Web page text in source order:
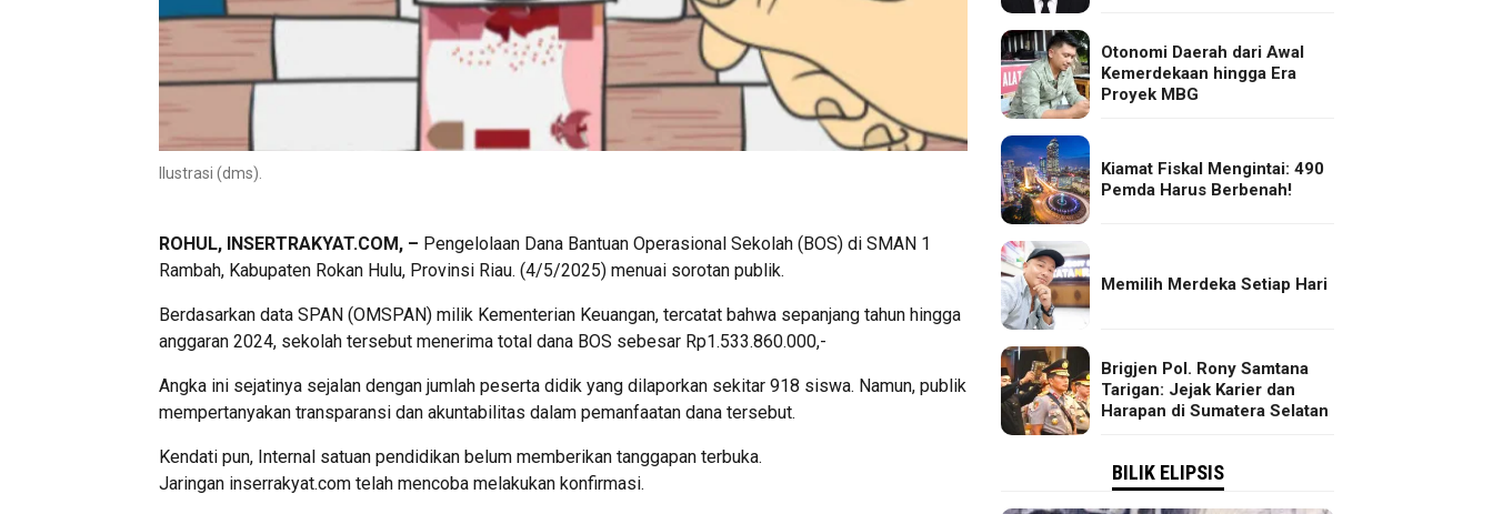
Ilustrasi (dms).
ROHUL, INSERTRAKYAT.COM, – Pengelolaan Dana Bantuan Operasional Sekolah (BOS) di SMAN 1
Rambah, Kabupaten Rokan Hulu, Provinsi Riau. (4/5/2025) menuai sorotan publik.
Berdasarkan data SPAN (OMSPAN) milik Kementerian Keuangan, tercatat bahwa sepanjang tahun hingga
anggaran 2024, sekolah tersebut menerima total dana BOS sebesar Rp1.533.860.000,-
Angka ini sejatinya sejalan dengan jumlah peserta didik yang dilaporkan sekitar 918 siswa. Namun, publik
mempertanyakan transparansi dan akuntabilitas dalam pemanfaatan dana tersebut.
Kendati pun, Internal satuan pendidikan belum memberikan tanggapan terbuka.
Jaringan inserrakyat.com telah mencoba melakukan konfirmasi.
Otonomi Daerah dari Awal
Kemerdekaan hingga Era
Proyek MBG
Kiamat Fiskal Mengintai: 490
Pemda Harus Berbenah!
Memilih Merdeka Setiap Hari
Brigjen Pol. Rony Samtana
Tarigan: Jejak Karier dan
Harapan di Sumatera Selatan
BILIK ELIPSIS